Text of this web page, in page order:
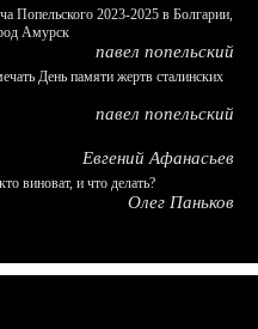
Попельского 2023-2025 в Болгарии,
Амурск
павел попельский
День памяти жертв сталинских
павел попельский
Евгений Афанасьев
виноват, и что делать?
Олег Паньков